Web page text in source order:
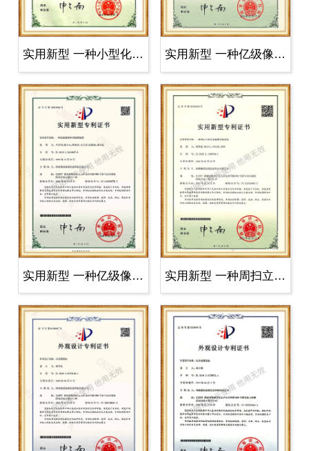
实用新型 一种小型化周视光学搜索跟.. 实用新型 一种亿级像素阵列摄像装置..
实用新型 一种亿级像素阵列摄像装置.. 实用新型 一种周扫立体全景视频采集..